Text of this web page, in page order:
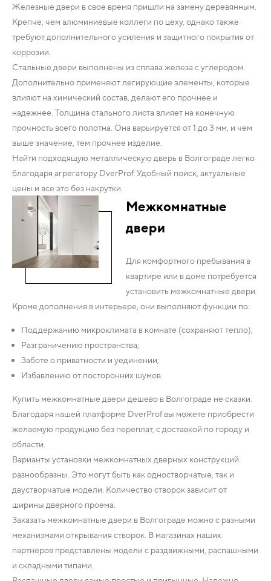
Железные двери в свое время пришли на замену деревянным.
Крепче, чем алюминиевые коллеги по цеху, однако также
требуют дополнительного усиления и защитного покрытия от
коррозии.
Стальные двери выполнены из сплава железа с углеродом.
Дополнительно применяют легирующие элементы, которые
влияют на химический состав, делают его прочнее и
надежнее. Толщина стального листа влияет на конечную
прочность всего полотна. Она варьируется от 1 до 3 мм, и чем
выше значение, тем прочнее изделие.
Найти подходящую металлическую дверь в Волгограде легко
благодаря агрегатору DverProf. Удобный поиск, актуальные
цены и все это без накрутки.
Межкомнатные
двери
Для комфортного пребывания в
квартире или в доме потребуется
установить межкомнатные двери.
Кроме дополнения в интерьере, они выполняют функции по:
Поддержанию микроклимата в комнате (сохраняют тепло);
Разграничению пространства;
Заботе о приватности и уединении;
Избавлению от посторонних шумов.
Купить межкомнатные двери дешево в Волгограде не сказки.
Благодаря нашей платформе DverProf вы можете приобрести
желаемую продукцию без переплат, с доставкой по городу и
области.
Варианты установки межкомнатных дверных конструкций
разнообразны. Это могут быть как одностворчатые, так и
двустворчатые модели. Количество створок зависит от
ширины дверного проема.
Заказать межкомнатные двери в Волгограде можно с разными
механизмами открывания створок. В магазинах наших
партнеров представлены модели с раздвижными, распашными
и складными типами.